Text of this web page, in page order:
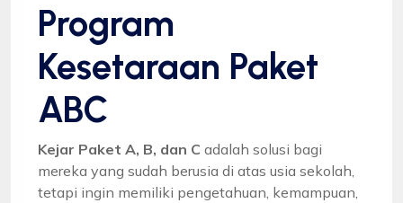
Program
Kesetaraan Paket
ABC
Kejar Paket A, B, dan C adalah solusi bagi
mereka yang sudah berusia di atas usia sekolah,
tetapi ingin memiliki pengetahuan, kemampuan,